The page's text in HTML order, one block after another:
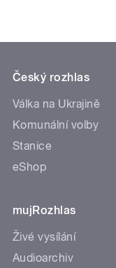
Český rozhlas
Válka na Ukrajině
Komunální volby
Stanice
eShop
mujRozhlas
Živé vysílání
Audioarchiv